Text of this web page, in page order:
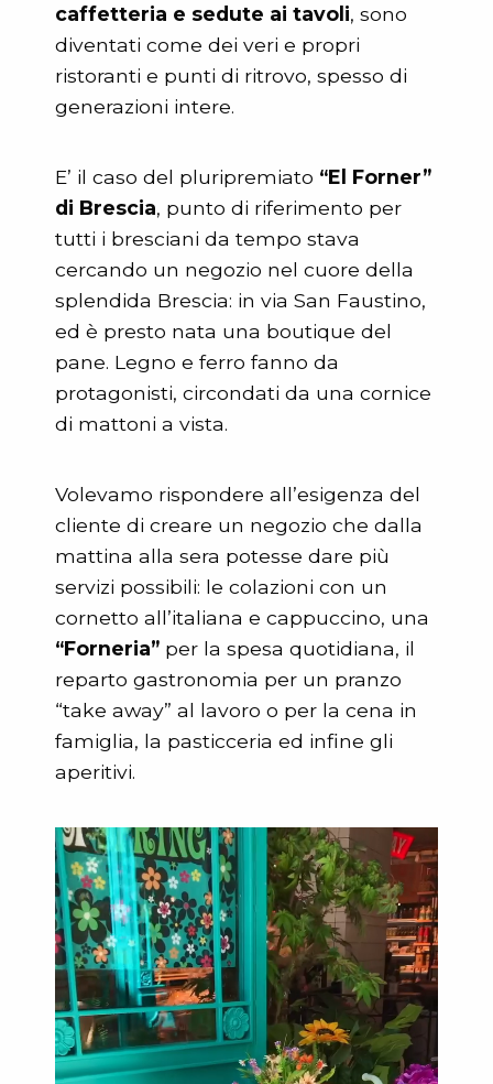
caffetteria e sedute ai tavoli, sono
diventati come dei veri e propri
ristoranti e punti di ritrovo, spesso di
generazioni intere.
E’ il caso del pluripremiato “El Forner”
di Brescia, punto di riferimento per
tutti i bresciani da tempo stava
cercando un negozio nel cuore della
splendida Brescia: in via San Faustino,
ed è presto nata una boutique del
pane. Legno e ferro fanno da
protagonisti, circondati da una cornice
di mattoni a vista.
Volevamo rispondere all’esigenza del
cliente di creare un negozio che dalla
mattina alla sera potesse dare più
servizi possibili: le colazioni con un
cornetto all’italiana e cappuccino, una
“Forneria” per la spesa quotidiana, il
reparto gastronomia per un pranzo
“take away” al lavoro o per la cena in
famiglia, la pasticceria ed infine gli
aperitivi.